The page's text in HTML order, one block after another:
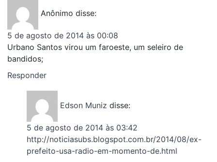
Anônimo disse:
5 de agosto de 2014 às 00:08
Urbano Santos virou um faroeste, um seleiro de
bandidos;
Responder
Edson Muniz disse:
5 de agosto de 2014 às 03:42
http://noticiasubs.blogspot.com.br/2014/08/ex-
prefeito-usa-radio-em-momento-de.html